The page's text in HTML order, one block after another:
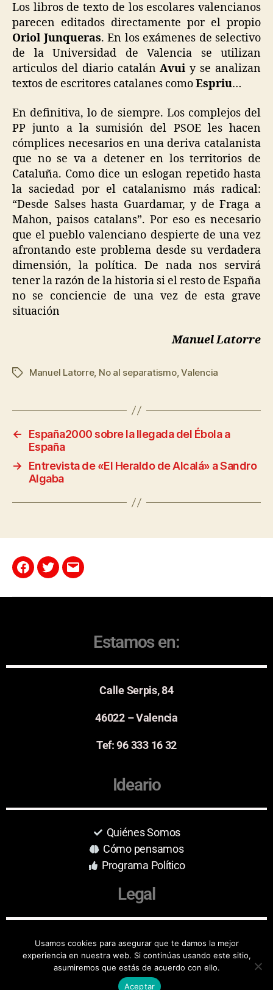
Los libros de texto de los escolares valencianos
parecen editados directamente por el propio
Oriol Junqueras. En los exámenes de selectivo
de la Universidad de Valencia se utilizan
articulos del diario catalánAvuiy se analizan
textos de escritores catalanes comoEspriu…
En definitiva, lo de siempre. Los complejos del
PP junto a la sumisión del PSOE les hacen
cómplices necesarios en una deriva catalanista
que no se va a detener en los territorios de
Cataluña. Como dice un eslogan repetido hasta
la saciedad por el catalanismo más radical:
“Desde Salses hasta Guardamar, y de Fraga a
Mahon, paisos catalans”. Por eso es necesario
que el pueblo valenciano despierte de una vez
afrontando este problema desde su verdadera
dimensión, la política. De nada nos servirá
tener la razón de la historia si el resto de España
no se conciencie de una vez de esta grave
situación
Manuel Latorre
Manuel Latorre, No al separatismo,Valencia
←
España2000 sobre la llegada del Ébola a
España
→
Entrevista de «El Heraldo de Alcalá» a Sandro
Algaba
Estamos en:
Calle Serpis, 84
46022 – Valencia
Tef: 96 333 16 32
Ideario
Quiénes Somos
Cómo pensamos
Programa Político
Legal
Aviso Legal
Protección de Datos
Usamos cookies para asegurar que te damos la mejor
experiencia en nuestra web. Si continúas usando este sitio,
asumiremos que estás de acuerdo con ello.
Aceptar